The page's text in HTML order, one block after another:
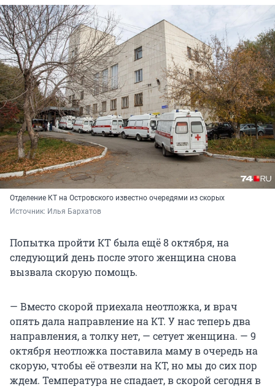
Отделение КТ на Островского известно очередями из скорых
Источник: Илья Бархатов
Попытка пройти КТ была ещё 8 октября, на
следующий день после этого женщина снова
вызвала скорую помощь.
— Вместо скорой приехала неотложка, и врач
опять дала направление на КТ. У нас теперь два
направления, а толку нет, — сетует женщина. — 9
октября неотложка поставила маму в очередь на
скорую, чтобы её отвезли на КТ, но мы до сих пор
ждем. Температура не спадает, в скорой сегодня в